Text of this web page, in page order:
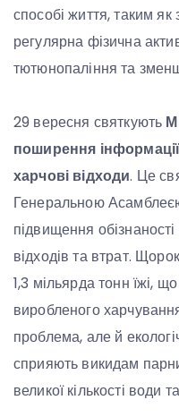
способі життя, таким
регулярна фізична
тютюнопаління та
29 вересня святкують
поширення
харчові відходи. Це
Генеральною
підвищення
відходів та втрат.
1,3 мільярда тонн їжі,
виробленого
проблема, але й
сприяють викидам
великої кількості води